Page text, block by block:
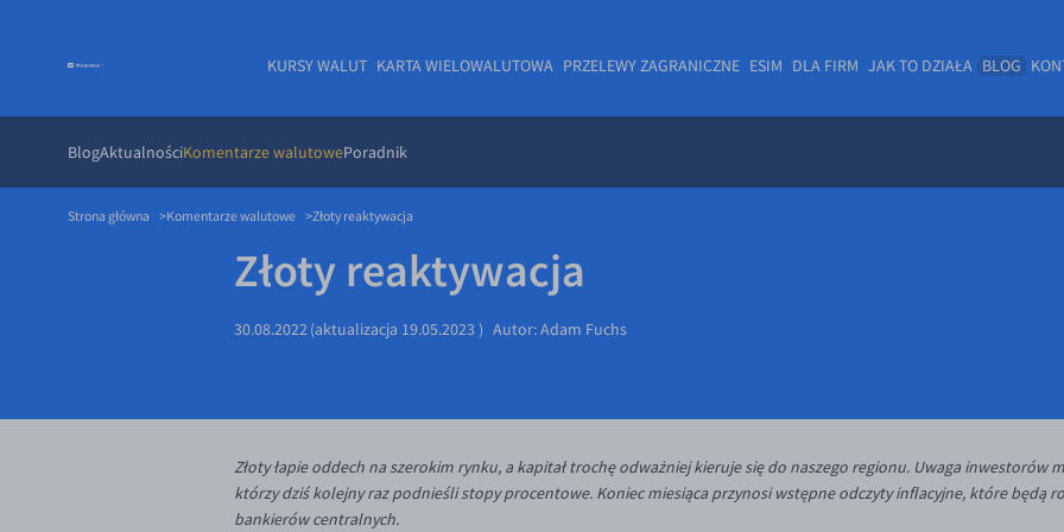
KURSY WALUT KARTA WIELOWALUTOWA PRZELEWY ZAGRANICZNE ESIM DLA FIRM JAK TO DZIAŁA BLOG
BlogAktualnościKomentarze walutowePoradnik
Strona główna Komentarze walutowe Złoty reaktywacja
Złoty reaktywacja
30.08.2022(aktualizacja 19.05.2023 ) Autor:Adam Fuchs
Złoty łapie oddech na szerokim rynku, a kapitał trochę odważniej kieruje się do naszego regionu. Uwaga inwestorów
którzy dziś kolejny raz podnieśli stopy procentowe. Koniec miesiąca przynosi wstępne odczyty inflacyjne, które będą
bankierów centralnych.